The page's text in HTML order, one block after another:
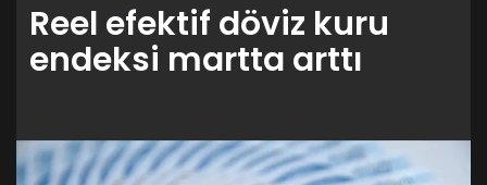
Reel efektif döviz kuru
endeksi martta arttı